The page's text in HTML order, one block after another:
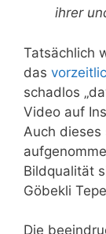
ihrer
Tatsächlich
das
schadlos
Video auf
Auch dieses
Bildqualität
Göbekli
Die